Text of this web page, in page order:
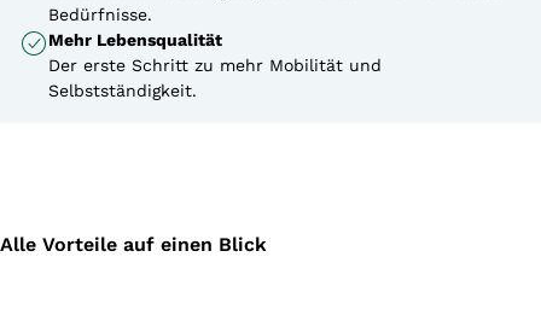
Bedürfnisse.
Mehr Lebensqualität
Der erste Schritt zu mehr Mobilität und
Selbstständigkeit.
Alle Vorteile auf einen Blick